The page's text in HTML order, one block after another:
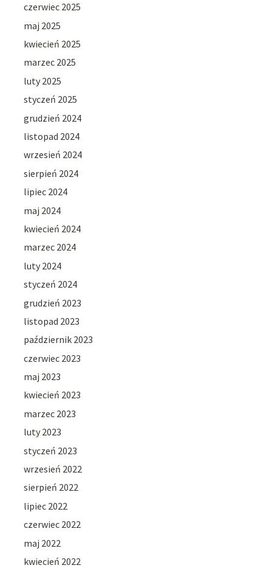
czerwiec 2025
maj 2025
kwiecień 2025
marzec 2025
luty 2025
styczeń 2025
grudzień 2024
listopad 2024
wrzesień 2024
sierpień 2024
lipiec 2024
maj 2024
kwiecień 2024
marzec 2024
luty 2024
styczeń 2024
grudzień 2023
listopad 2023
październik 2023
czerwiec 2023
maj 2023
kwiecień 2023
marzec 2023
luty 2023
styczeń 2023
wrzesień 2022
sierpień 2022
lipiec 2022
czerwiec 2022
maj 2022
kwiecień 2022